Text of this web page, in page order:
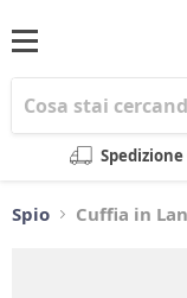
Menu
Spio Cuffia in